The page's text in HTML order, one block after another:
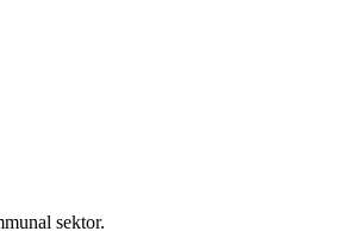
sektor.